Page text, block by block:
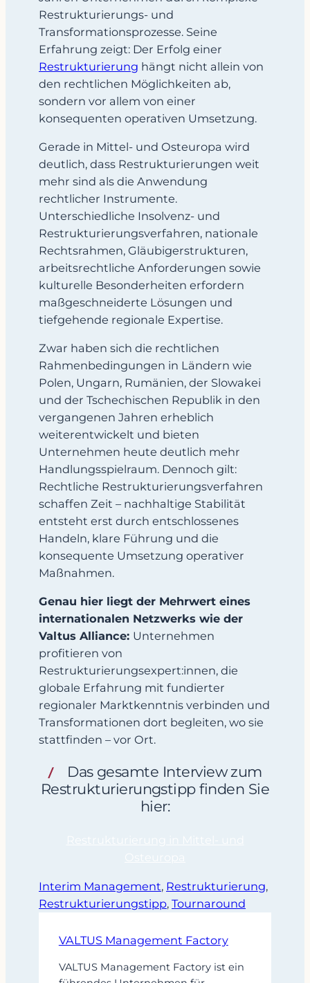
Restrukturierungs- und
Transformationsprozesse. Seine
Erfahrung zeigt: Der Erfolg einer
Restrukturierung hängt nicht allein von
den rechtlichen Möglichkeiten ab,
sondern vor allem von einer
konsequenten operativen Umsetzung.
Gerade in Mittel- und Osteuropa wird
deutlich, dass Restrukturierungen weit
mehr sind als die Anwendung
rechtlicher Instrumente.
Unterschiedliche Insolvenz- und
Restrukturierungsverfahren, nationale
Rechtsrahmen, Gläubigerstrukturen,
arbeitsrechtliche Anforderungen sowie
kulturelle Besonderheiten erfordern
maßgeschneiderte Lösungen und
tiefgehende regionale Expertise.
Zwar haben sich die rechtlichen
Rahmenbedingungen in Ländern wie
Polen, Ungarn, Rumänien, der Slowakei
und der Tschechischen Republik in den
vergangenen Jahren erheblich
weiterentwickelt und bieten
Unternehmen heute deutlich mehr
Handlungsspielraum. Dennoch gilt:
Rechtliche Restrukturierungsverfahren
schaffen Zeit – nachhaltige Stabilität
entsteht erst durch entschlossenes
Handeln, klare Führung und die
konsequente Umsetzung operativer
Maßnahmen.
Genau hier liegt der Mehrwert eines
internationalen Netzwerks wie der
Valtus Alliance: Unternehmen
profitieren von
Restrukturierungsexpert:innen, die
globale Erfahrung mit fundierter
regionaler Marktkenntnis verbinden und
Transformationen dort begleiten, wo sie
stattfinden – vor Ort.
Das gesamte Interview zum
Restrukturierungstipp finden Sie
hier:
Interim Management, Restrukturierung
Restrukturierungstipp, Tournaround
VALTUS Management Factory
VALTUS Management Factory ist ein